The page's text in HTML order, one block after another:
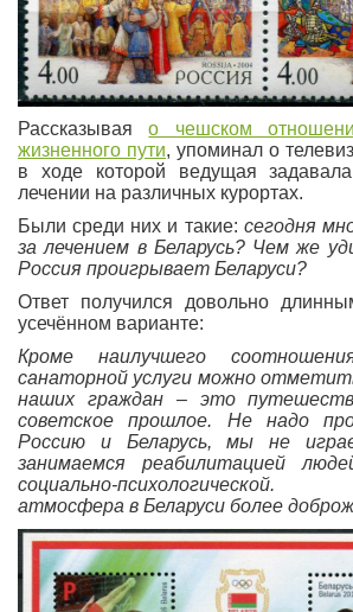
Рассказываяо чешском
жизненного пути, упоминал о
в ходе которой ведущая
лечении на различных курортах.
Были среди них и такие: сегодня
за лечением в Беларусь? Чем же
Россия проигрывает Беларуси?
Ответ получился довольно
усечённом варианте:
Кроме наилучшего
санаторной услуги можно
наших граждан – это
советское прошлое.
Не надо
Россию и Беларусь, мы не
занимаемся реабилитацией
социально-психологической.
атмосфера в Беларуси более